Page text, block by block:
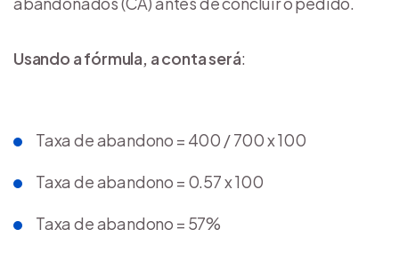
Usando a fórmula, a conta será:
Taxa de abandono = 400 / 700 x 100
Taxa de abandono = 0.57 x 100
Taxa de abandono = 57%